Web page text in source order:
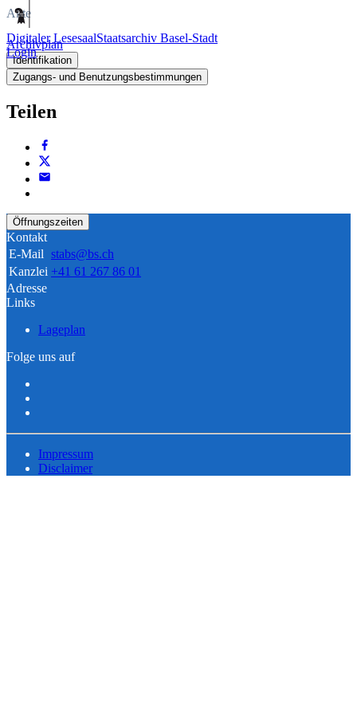
Digitaler LesesaalStaatsarchiv Basel-Stadt
Login
Akte
Archivplan
Identifikation
Zugangs- und Benutzungsbestimmungen
Teilen
Öffnungszeiten
Kontakt
E-Mail stabs@bs.ch
Kanzlei +41 61 267 86 01
Adresse
Links
Lageplan
Folge uns auf
Impressum
Disclaimer